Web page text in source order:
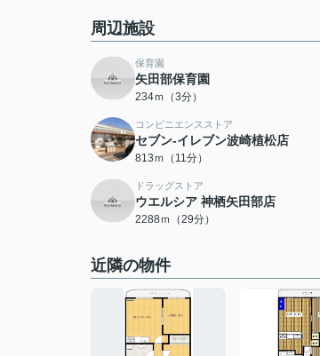
周辺施設
保育園
矢田部保育園
234ｍ（3分）
コンビニエンスストア
セブン-イレブン波崎植松店
813ｍ（11分）
ドラッグストア
ウエルシア 神栖矢田部店
2288ｍ（29分）
近隣の物件